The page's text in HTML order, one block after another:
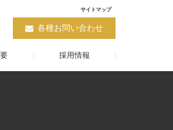
サイトマップ
各種お問い合わせ
採用情報